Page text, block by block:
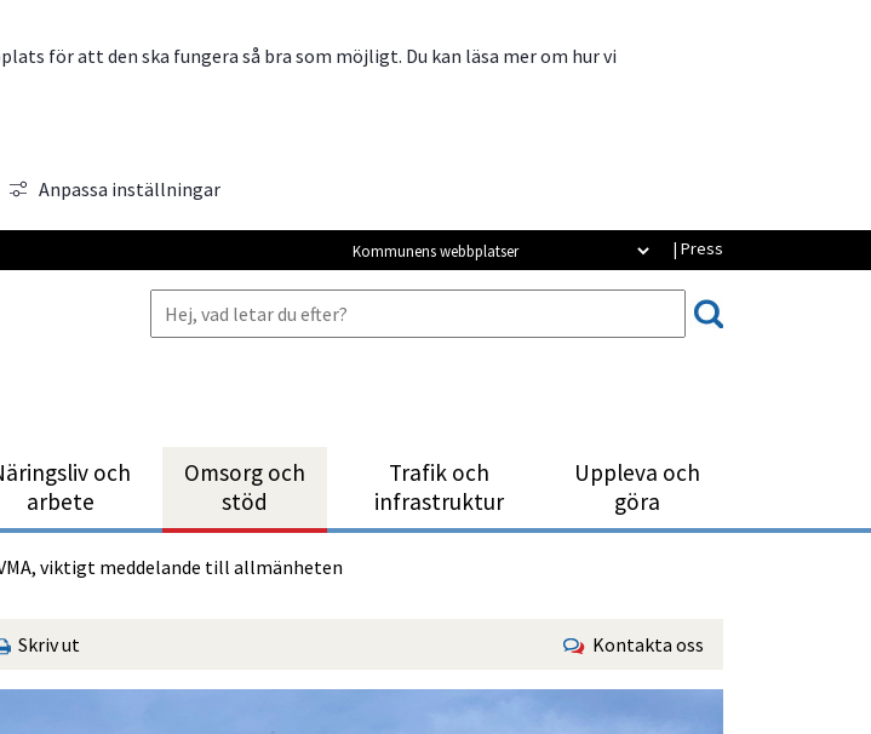
för att den ska fungera så bra som möjligt. Du kan läsa mer om hur vi
Anpassa inställningar
| Press
Kommunens webbplatser
och
arbete
Omsorg och
stöd
Trafik och
infrastruktur
Uppleva och
göra
viktigt meddelande till allmänheten
Skriv ut Kontakta oss